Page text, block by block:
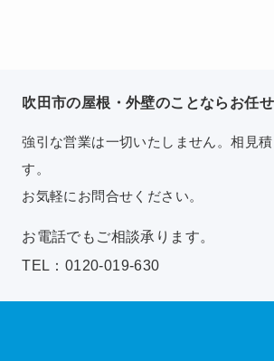
吹田市の屋根・外壁のことならお任
強引な営業は一切いたしません。相見
す。
お気軽にお問合せください。
お電話でもご相談承ります。
TEL：0120-019-630